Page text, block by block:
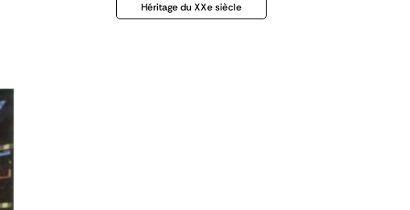
Héritage du XXe siècle